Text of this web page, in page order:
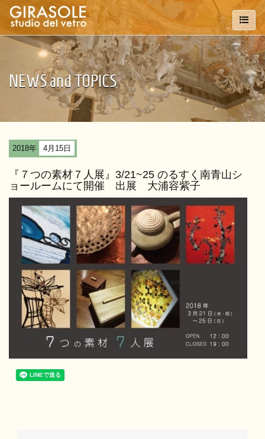
NEWS and TOPICS
2018年 4月15日
『７つの素材７人展』3/21~25 のるすく南青山シ
ョールームにて開催 出展 大浦容紫子